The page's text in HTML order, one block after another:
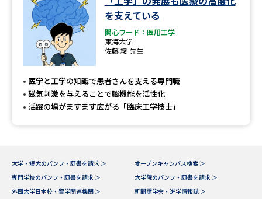
を支えている
関心ワード：医用工学
東海大学
佐藤 綾 先生
医学と工学の知識で患者さんを支える専門職
磁気刺激を与えることで脳機能を活性化
活躍の場がますます広がる「臨床工学技士」
大学・短大のパンフ・願書を請求 ＞
オープンキャンパス検索 ＞
専門学校のパンフ・願書を請求 ＞
大学院のパンフ・願書を請求 ＞
外国大学日本校・留学関連機関 ＞
新聞奨学会・進学情報誌 ＞